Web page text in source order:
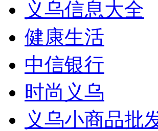
义乌信息大全
健康生活
中信银行
时尚义乌
义乌小商品批